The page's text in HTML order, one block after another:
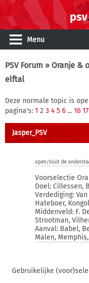
Menu
PSV Forum » Oranje &
elftal
Deze normale topic is
pagina's: 1 2 3 4 5 6 ... 16 17
Jasper_PSV
open/sluit de
Voorselectie
Doel: Cillessen,
Verdediging:
Hateboer,
Middenveld: F.
Strootman,
Aanval: Babel,
Malen,
Gebruikelijke